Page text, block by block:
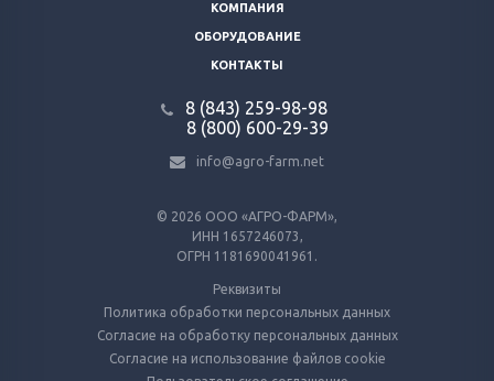
© 2026 ООО «АГРО-ФАРМ»,
ИНН 1657246073,
ОГРН 1181690041961.
Реквизиты
Политика обработки персональных данных
Согласие на обработку персональных данных
Согласие на использование файлов cookie
КОМПАНИЯ
ОБОРУДОВАНИЕ
КОНТАКТЫ
8 (843) 259-98-98
8 (800) 600-29-39
info@agro-farm.net